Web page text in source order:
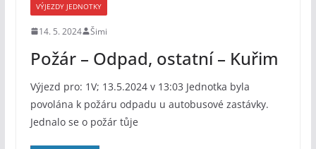
VÝJEZDY JEDNOTKY
14. 5. 2024 Šimi
Požár – Odpad, ostatní – Kuřim
Výjezd pro: 1V; 13.5.2024 v 13:03 Jednotka byla
povolána k požáru odpadu u autobusové zastávky.
Jednalo se o požár tůje